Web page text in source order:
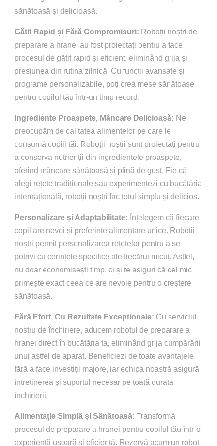
Scaune de masă
Roboti bucatarie
Cautare...
Coș
Contul meu
sănătoasă și delicioasă.
Gătit Rapid și Fără Compromisuri: Roboții noștri de
preparare a hranei au fost proiectați pentru a face
procesul de gătit rapid și eficient, eliminând grija și
presiunea din rutina zilnică. Cu funcții avansate și
programe personalizabile, poți crea mese sănătoase
pentru copilul tău într-un timp record.
Ingrediente Proaspete, Mâncare Delicioasă: Ne
preocupăm de calitatea alimentelor pe care le
consumă copiii tăi. Roboții noștri sunt proiectați pentru
a conserva nutrienții din ingredientele proaspete,
oferind mâncare sănătoasă și plină de gust. Fie că
alegi rețete tradiționale sau experimentezi cu bucătăria
internațională, roboții noștri fac totul simplu și delicios.
Personalizare și Adaptabilitate: Înțelegem că fiecare
copil are nevoi și preferințe alimentare unice. Roboții
noștri permit personalizarea rețetelor pentru a se
potrivi cu cerințele specifice ale fiecărui micuț. Astfel,
nu doar economisești timp, ci și te asiguri că cel mic
primește exact ceea ce are nevoie pentru o creștere
sănătoasă.
Fără Efort, Cu Rezultate Exceptionale: Cu serviciul
nostru de închiriere, aducem robotul de preparare a
hranei direct în bucătăria ta, eliminând grija cumpărării
unui astfel de aparat. Beneficiezi de toate avantajele
fără a face investiții majore, iar echipa noastră asigură
întreținerea și suportul necesar pe toată durata
închirierii.
Alimentație Simplă și Sănătoasă: Transformă
procesul de preparare a hranei pentru copilul tău într-o
experiență ușoară și eficientă. Rezervă acum un robot